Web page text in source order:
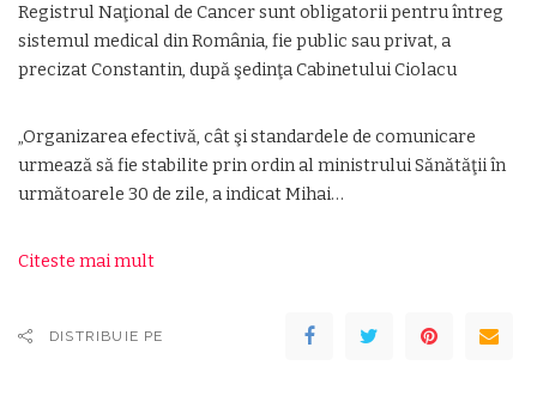
Registrul Naţional de Cancer sunt obligatorii pentru întreg
sistemul medical din România, fie public sau privat, a
precizat Constantin, după şedinţa Cabinetului Ciolacu
„Organizarea efectivă, cât şi standardele de comunicare
urmează să fie stabilite prin ordin al ministrului Sănătăţii în
următoarele 30 de zile, a indicat Mihai…
Citeste mai mult
DISTRIBUIE PE